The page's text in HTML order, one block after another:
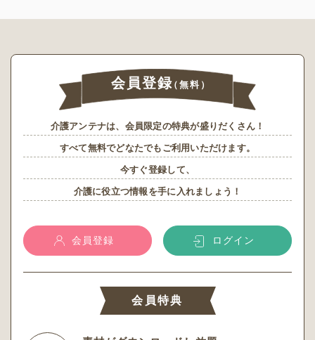
会員登録（無料）
介護アンテナは、会員限定の特典が盛りだくさん！
すべて無料でどなたでもご利用いただけます。
今すぐ登録して、
介護に役立つ情報を手に入れましょう！
会員登録 ログイン
会員特典